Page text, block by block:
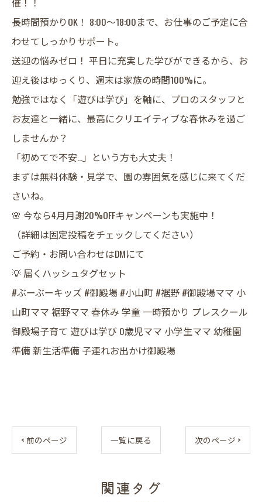
​長時間預かりOK！ 8:00〜18:00まで、お仕事のご予定に合
わせてしっかりサポート。
​送迎の悩みゼロ！ 平日に充実した学びができるから、お
迎え後はゆっくり、週末は家族の時間100%に。
​勉強ではなく「遊びは学び」を軸に、プロのスタッフと
お友達と一緒に、最高にクリエイティブな春休みを過ご
しませんか？
​「初めてで不安…」という方も大丈夫！
まずは無料体験・見学で、園の雰囲気を感じに来てくだ
さいね。
​🌸 今なら4月月謝20%OFFキャンペーンも実施中！
（詳細は固定投稿をチェックしてください）
​ご予約・お問い合わせはDMにて
​💡 届くハッシュタグセット
​#ぶーぶーキッズ #御殿場 #小山町 #裾野 #御殿場ママ 小
山町ママ 裾野ママ 春休み 学童 一時預かり プレスクール
御殿場子育て 遊びは学び 0歳児ママ 小学生ママ 幼稚園
準備 新生活準備 子連れお出かけ御殿場
< 前のページ 一覧に戻る 次のページ >
関連タグ